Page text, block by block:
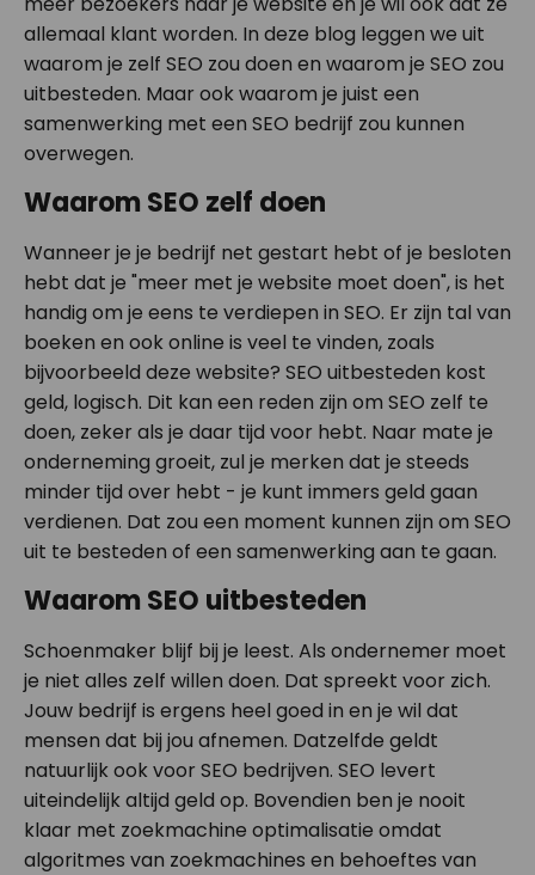
allemaal klant worden. In deze blog leggen we uit
waarom je zelf SEO zou doen en waarom je SEO zou
uitbesteden. Maar ook waarom je juist een
samenwerking met een SEO bedrijf zou kunnen
overwegen.
Waarom SEO zelf doen
Wanneer je je bedrijf net gestart hebt of je besloten
hebt dat je "meer met je website moet doen", is het
handig om je eens te verdiepen in SEO. Er zijn tal van
boeken en ook online is veel te vinden, zoals
bijvoorbeeld deze website? SEO uitbesteden kost
geld, logisch. Dit kan een reden zijn om SEO zelf te
doen, zeker als je daar tijd voor hebt. Naar mate je
onderneming groeit, zul je merken dat je steeds
minder tijd over hebt - je kunt immers geld gaan
verdienen. Dat zou een moment kunnen zijn om SEO
uit te besteden of een samenwerking aan te gaan.
Waarom SEO uitbesteden
Schoenmaker blijf bij je leest. Als ondernemer moet
je niet alles zelf willen doen. Dat spreekt voor zich.
Jouw bedrijf is ergens heel goed in en je wil dat
mensen dat bij jou afnemen. Datzelfde geldt
natuurlijk ook voor SEO bedrijven. SEO levert
uiteindelijk altijd geld op. Bovendien ben je nooit
klaar met zoekmachine optimalisatie omdat
algoritmes van zoekmachines en behoeftes van